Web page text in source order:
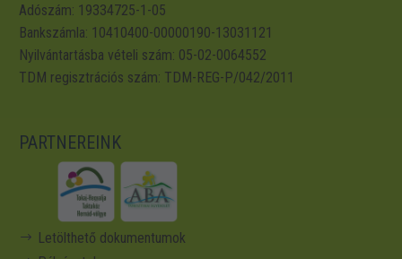
Adószám: 19334725-1-05
Bankszámla: 10410400-00000190-13031121
Nyilvántartásba vételi szám: 05-02-0064552
TDM regisztrációs szám: TDM-REG-P/042/2011
PARTNEREINK
Letölthető dokumentumok